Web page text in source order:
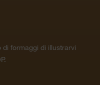
formaggi di illustrarvi